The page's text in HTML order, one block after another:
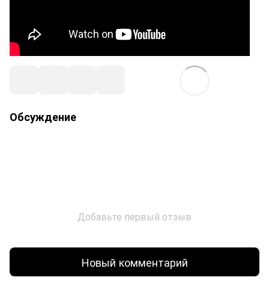
Обсуждение
Добавьте первый отзыв
Новый комментарий